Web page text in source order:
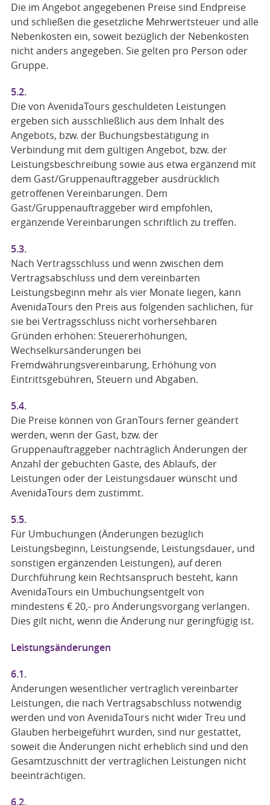
Die im Angebot angegebenen Preise sind Endpreise
und schließen die gesetzliche Mehrwertsteuer und alle
Nebenkosten ein, soweit bezüglich der Nebenkosten
nicht anders angegeben. Sie gelten pro Person oder
Gruppe.
5.2.
Die von AvenidaTours geschuldeten Leistungen
ergeben sich ausschließlich aus dem Inhalt des
Angebots, bzw. der Buchungsbestätigung in
Verbindung mit dem gültigen Angebot, bzw. der
Leistungsbeschreibung sowie aus etwa ergänzend mit
dem Gast/Gruppenauftraggeber ausdrücklich
getroffenen Vereinbarungen. Dem
Gast/Gruppenauftraggeber wird empfohlen,
ergänzende Vereinbarungen schriftlich zu treffen.
5.3.
Nach Vertragsschluss und wenn zwischen dem
Vertragsabschluss und dem vereinbarten
Leistungsbeginn mehr als vier Monate liegen, kann
AvenidaTours den Preis aus folgenden sachlichen, für
sie bei Vertragsschluss nicht vorhersehbaren
Gründen erhöhen: Steuererhöhungen,
Wechselkursänderungen bei
Fremdwährungsvereinbarung, Erhöhung von
Eintrittsgebühren, Steuern und Abgaben.
5.4.
Die Preise können von GranTours ferner geändert
werden, wenn der Gast, bzw. der
Gruppenauftraggeber nachträglich Änderungen der
Anzahl der gebuchten Gäste, des Ablaufs, der
Leistungen oder der Leistungsdauer wünscht und
AvenidaTours dem zustimmt.
5.5.
Für Umbuchungen (Änderungen bezüglich
Leistungsbeginn, Leistungsende, Leistungsdauer, und
sonstigen ergänzenden Leistungen), auf deren
Durchführung kein Rechtsanspruch besteht, kann
AvenidaTours ein Umbuchungsentgelt von
mindestens € 20,- pro Änderungsvorgang verlangen.
Dies gilt nicht, wenn die Änderung nur geringfügig ist.
Leistungsänderungen
6.1.
Änderungen wesentlicher vertraglich vereinbarter
Leistungen, die nach Vertragsabschluss notwendig
werden und von AvenidaTours nicht wider Treu und
Glauben herbeigeführt wurden, sind nur gestattet,
soweit die Änderungen nicht erheblich sind und den
Gesamtzuschnitt der vertraglichen Leistungen nicht
beeinträchtigen.
6.2.